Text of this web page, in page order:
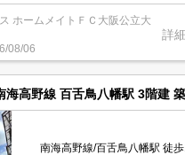
ある物件でも当店までお気軽にお問
がご心配な方はクレジット決済が可
けます。
ホームメイトＦＣ大阪公立大
08/06
詳
海高野線 百舌鳥八幡駅 3階建
南海高野線/百舌鳥八幡駅 徒